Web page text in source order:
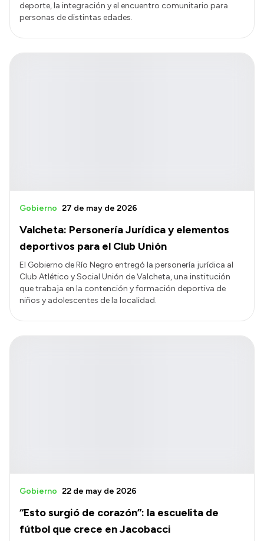
deporte, la integración y el encuentro comunitario para
personas de distintas edades.
Valcheta: Personería Jurídica y elementos
deportivos para el Club Unión
Gobierno 27 de may de 2026
El Gobierno de Río Negro entregó la personería jurídica al
Club Atlético y Social Unión de Valcheta, una institución
que trabaja en la contención y formación deportiva de
niños y adolescentes de la localidad.
“Esto surgió de corazón”: la escuelita de
fútbol que crece en Jacobacci
Gobierno 22 de may de 2026